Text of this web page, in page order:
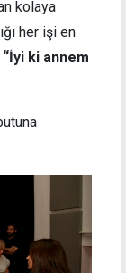
kolaya
her işi en
“İyi ki annem